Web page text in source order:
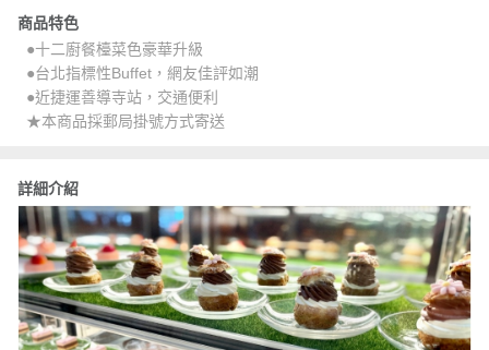
商品特色
●十二廚餐檯菜色豪華升級
●台北指標性Buffet，網友佳評如潮
●近捷運善導寺站，交通便利
★本商品採郵局掛號方式寄送
詳細介紹